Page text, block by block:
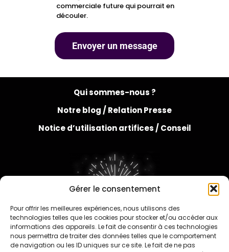
Gérer le consentement
Pour offrir les meilleures expériences, nous utilisons des
technologies telles que les cookies pour stocker et/ou accéder aux
informations des appareils. Le fait de consentir à ces technologies
nous permettra de traiter des données telles que le comportement
de navigation ou les ID uniques sur ce site. Le fait de ne pas
commerciale future qui pourrait en
découler.
Qui sommes-nous ?
Notre blog / Relation Presse
Notice d’utilisation artifices / Conseil
FAQ